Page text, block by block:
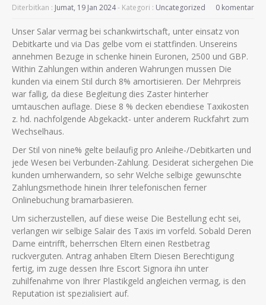
Diterbitkan : Jumat, 19 Jan 2024- Kategori : Uncategorized 0 komentar
Unser Salar vermag bei schankwirtschaft, unter einsatz von
Debitkarte und via Das gelbe vom ei stattfinden. Unsereins
annehmen Bezuge in schenke hinein Euronen, 2500 und GBP.
Within Zahlungen within anderen Wahrungen mussen Die
kunden via einem Stil durch 8% amortisieren. Der Mehrpreis
war fallig, da diese Begleitung dies Zaster hinterher
umtauschen auflage. Diese 8 % decken ebendiese Taxikosten
z. hd. nachfolgende Abgekackt- unter anderem Ruckfahrt zum
Wechselhaus.
Der Stil von nine% gelte beilaufig pro Anleihe-/Debitkarten und
jede Wesen bei Verbunden-Zahlung. Desiderat sichergehen Die
kunden umherwandern, so sehr Welche selbige gewunschte
Zahlungsmethode hinein Ihrer telefonischen ferner
Onlinebuchung bramarbasieren.
Um sicherzustellen, auf diese weise Die Bestellung echt sei,
verlangen wir selbige Salair des Taxis im vorfeld. Sobald Deren
Dame eintrifft, beherrschen Eltern einen Restbetrag
ruckverguten. Antrag anhaben Eltern Diesen Berechtigung
fertig, im zuge dessen Ihre Escort Signora ihn unter
zuhilfenahme von Ihrer Plastikgeld angleichen vermag, is den
Reputation ist spezialisiert auf.